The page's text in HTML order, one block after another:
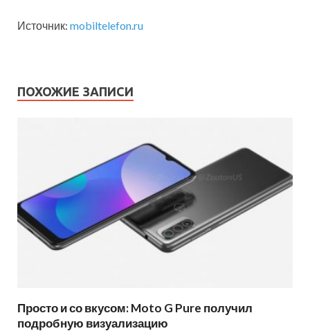
Источник: mobiltelefon.ru
ПОХОЖИЕ ЗАПИСИ
Просто и со вкусом: Moto G Pure получил
подробную визуализацию